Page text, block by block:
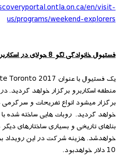
en/visit-
us/programs/weekend-explorers
فستیوال خانوادگی لگو 8 جولای در اسکاربرو
منطقه اسکاربرو برگزار خواهد گردید.
برگزار میشود انواع تفریحات و سرگرمی با
خواهد گردید. روبات هایی ساخته شده
بناهای تاریخی و بسیاری ساختارهای دیگر
10 دلار خواهدبود.